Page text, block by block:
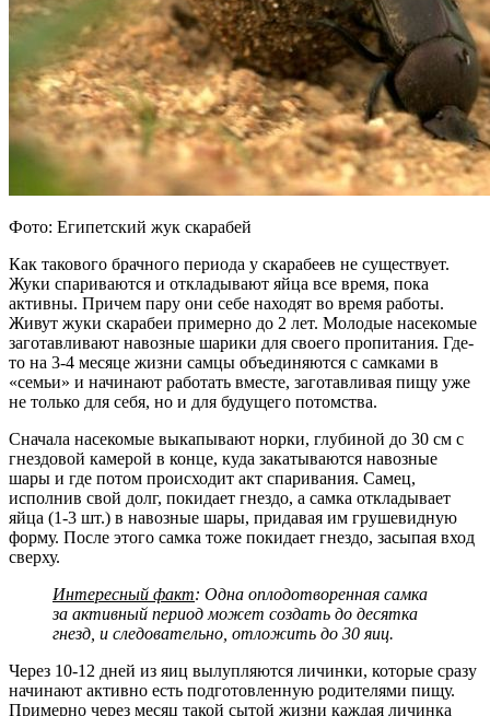
Фото: Египетский жук скарабей
Как такового брачного периода у скарабеев не существует.
Жуки спариваются и откладывают яйца все время, пока
активны. Причем пару они себе находят во время работы.
Живут жуки скарабеи примерно до 2 лет. Молодые насекомые
заготавливают навозные шарики для своего пропитания. Где-
то на 3-4 месяце жизни самцы объединяются с самками в
«семьи» и начинают работать вместе, заготавливая пищу уже
не только для себя, но и для будущего потомства.
Сначала насекомые выкапывают норки, глубиной до 30 см с
гнездовой камерой в конце, куда закатываются навозные
шары и где потом происходит акт спаривания. Самец,
исполнив свой долг, покидает гнездо, а самка откладывает
яйца (1-3 шт.) в навозные шары, придавая им грушевидную
форму. После этого самка тоже покидает гнездо, засыпая вход
сверху.
Интересный факт: Одна оплодотворенная самка
за активный период может создать до десятка
гнезд, и следовательно, отложить до 30 яиц.
Через 10-12 дней из яиц вылупляются личинки, которые сразу
начинают активно есть подготовленную родителями пищу.
Примерно через месяц такой сытой жизни каждая личинка